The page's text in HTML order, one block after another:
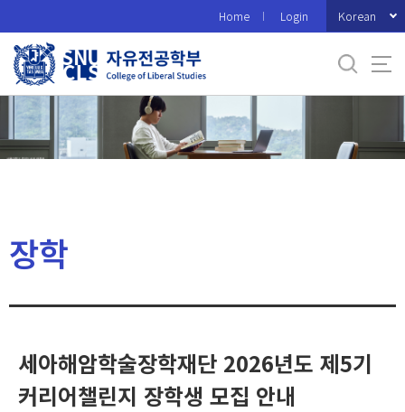
로
메
Home Login Korean
장학
세아해암학술장학재단 2026년도 제5기
커리어챌린지 장학생 모집 안내